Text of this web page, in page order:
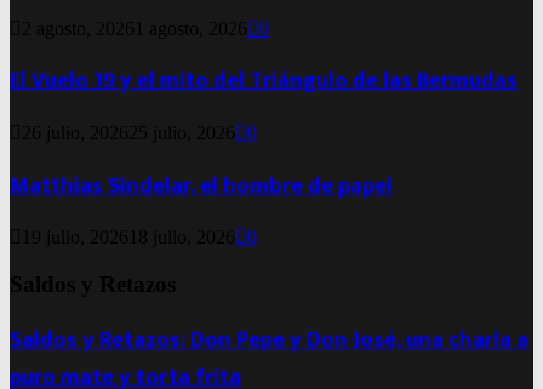
2 agosto, 2026 1 agosto, 2026 0
El Vuelo 19 y el mito del Triángulo de las Bermudas
26 julio, 2026 25 julio, 2026 0
Matthias Sindelar, el hombre de papel
19 julio, 2026 18 julio, 2026 0
Saldos y Retazos
Saldos y Retazos: Don Pepe y Don José, una charla a
puro mate y torta frita